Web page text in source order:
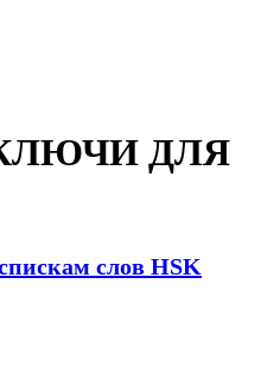
ДЛЯ
слов HSK